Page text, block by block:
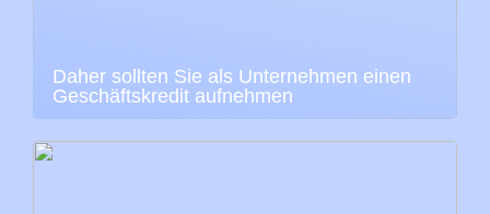
Daher sollten Sie als Unternehmen einen
Geschäftskredit aufnehmen